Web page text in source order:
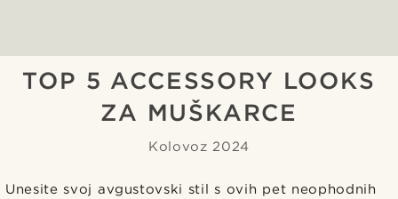
TOP 5 ACCESSORY LOOKS
ZA MUŠKARCE
Kolovoz 2024
Unesite svoj avgustovski stil s ovih pet neophodnih